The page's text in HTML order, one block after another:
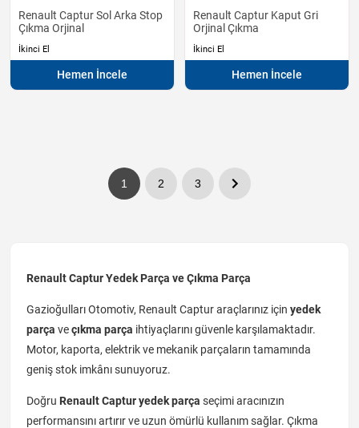
Renault Captur Sol Arka Stop
Çıkma Orjinal
İkinci El
Hemen İncele
Renault Captur Kaput Gri
Orjinal Çıkma
İkinci El
Hemen İncele
1 2 3
Renault Captur Yedek Parça ve Çıkma Parça
Gazioğulları Otomotiv, Renault Captur araçlarınız için yedek
parça veçıkma parça ihtiyaçlarını güvenle karşılamaktadır.
Motor, kaporta, elektrik ve mekanik parçaların tamamında
geniş stok imkânı sunuyoruz.
Doğru Renault Captur yedek parça seçimi aracınızın
performansını artırır ve uzun ömürlü kullanım sağlar. Çıkma